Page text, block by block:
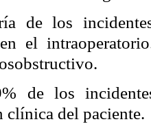
de los
el
de los
clínica del paciente.